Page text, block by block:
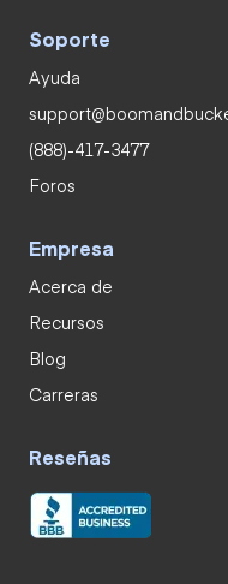
Soporte
Ayuda
(888)-417-3477
Foros
Empresa
Acerca de
Recursos
Blog
Carreras
Reseñas